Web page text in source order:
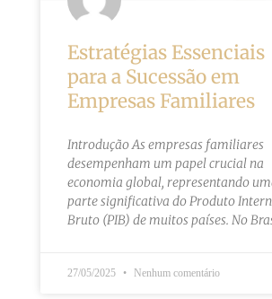
Estratégias Essenciais
para a Sucessão em
Empresas Familiares
Introdução As empresas familiares
desempenham um papel crucial na
economia global, representando
parte significativa do Produto
Bruto (PIB) de muitos países. No
27/05/2025 Nenhum comentário